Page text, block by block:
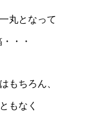
丸となって
・・
もちろん、
もなく